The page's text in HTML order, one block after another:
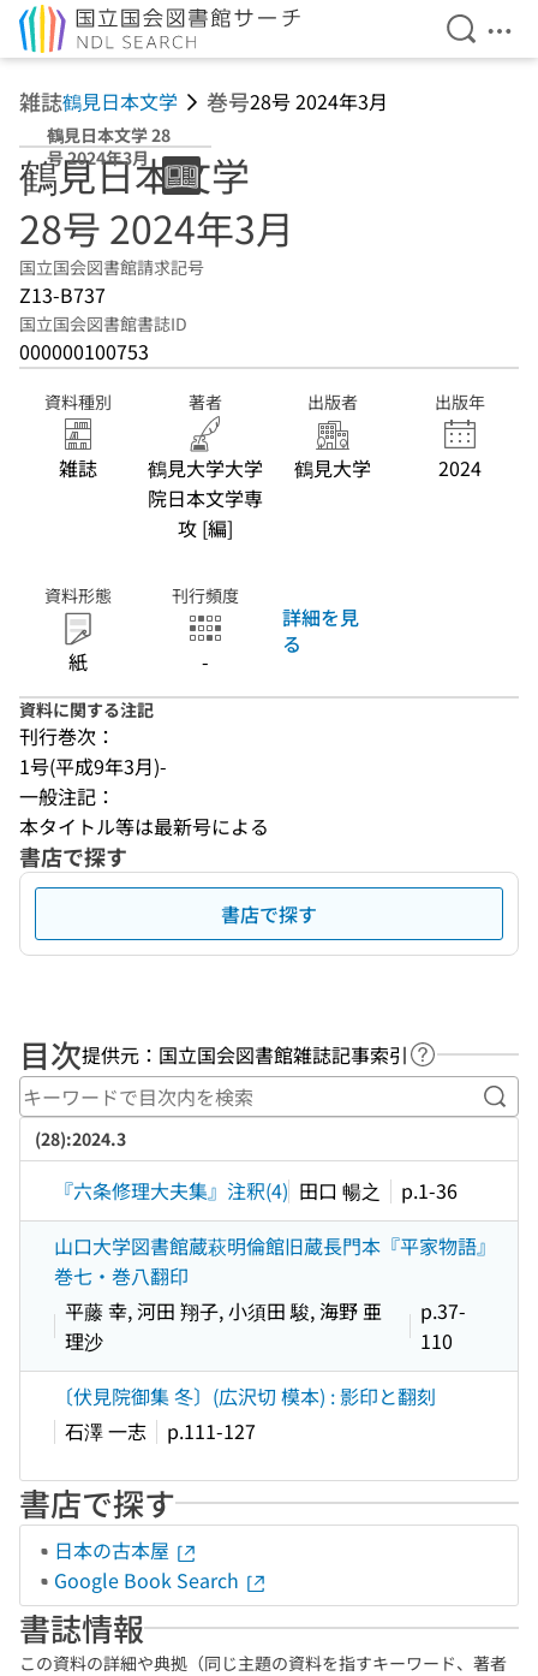
検索を
メ
雑誌鶴見日本文学 巻号28号 2024年3月
鶴見日本文学 28
号 2024年3月
鶴見日本文学
28号 2024年3月
国立国会図書館請求記号
Z13-B737
国立国会図書館書誌ID
000000100753
資料種別
雑誌
著者
鶴見大学大学
院日本文学専
攻 [編]
出版者
鶴見大学
出版年
2024
資料形態
紙
刊行頻度
-
詳細を見
る
資料に関する注記
刊行巻次：
1号(平成9年3月)-
一般注記：
本タイトル等は最新号による
書店で探す
書店で探す
目次提供元：国立国会図書館雑誌記事索引 ヘルプペー
キ
(28):2024.3
『六条修理大夫集』注釈(4) 田口 暢之
p.1-36
山口大学図書館蔵萩明倫館旧蔵長門本『平家物語』
巻七・巻八翻印
平藤 幸, 河田 翔子, 小須田 駿, 海野 亜
理沙
p.37-
110
〔伏見院御集 冬〕(広沢切 模本) : 影印と翻刻
石澤 一志
p.111-127
書店で探す
日本の古本屋
Google Book Search
書誌情報
この資料の詳細や典拠（同じ主題の資料を指すキーワード、著者